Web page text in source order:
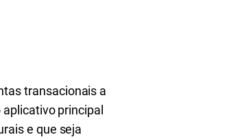
transacionais a
principal
e que seja